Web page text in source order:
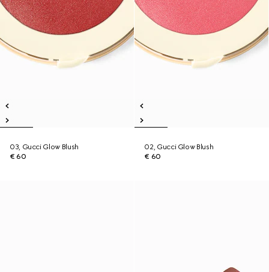
03, Gucci Glow Blush
€ 60
02, Gucci Glow Blush
€ 60